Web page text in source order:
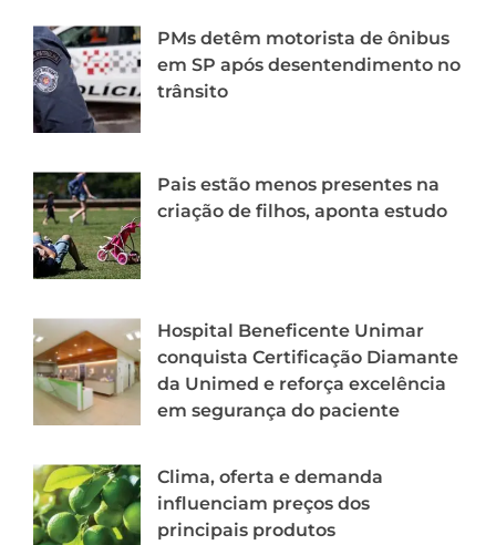
PMs detêm motorista de ônibus
em SP após desentendimento no
trânsito
Pais estão menos presentes na
criação de filhos, aponta estudo
Hospital Beneficente Unimar
conquista Certificação Diamante
da Unimed e reforça excelência
em segurança do paciente
Clima, oferta e demanda
influenciam preços dos
principais produtos